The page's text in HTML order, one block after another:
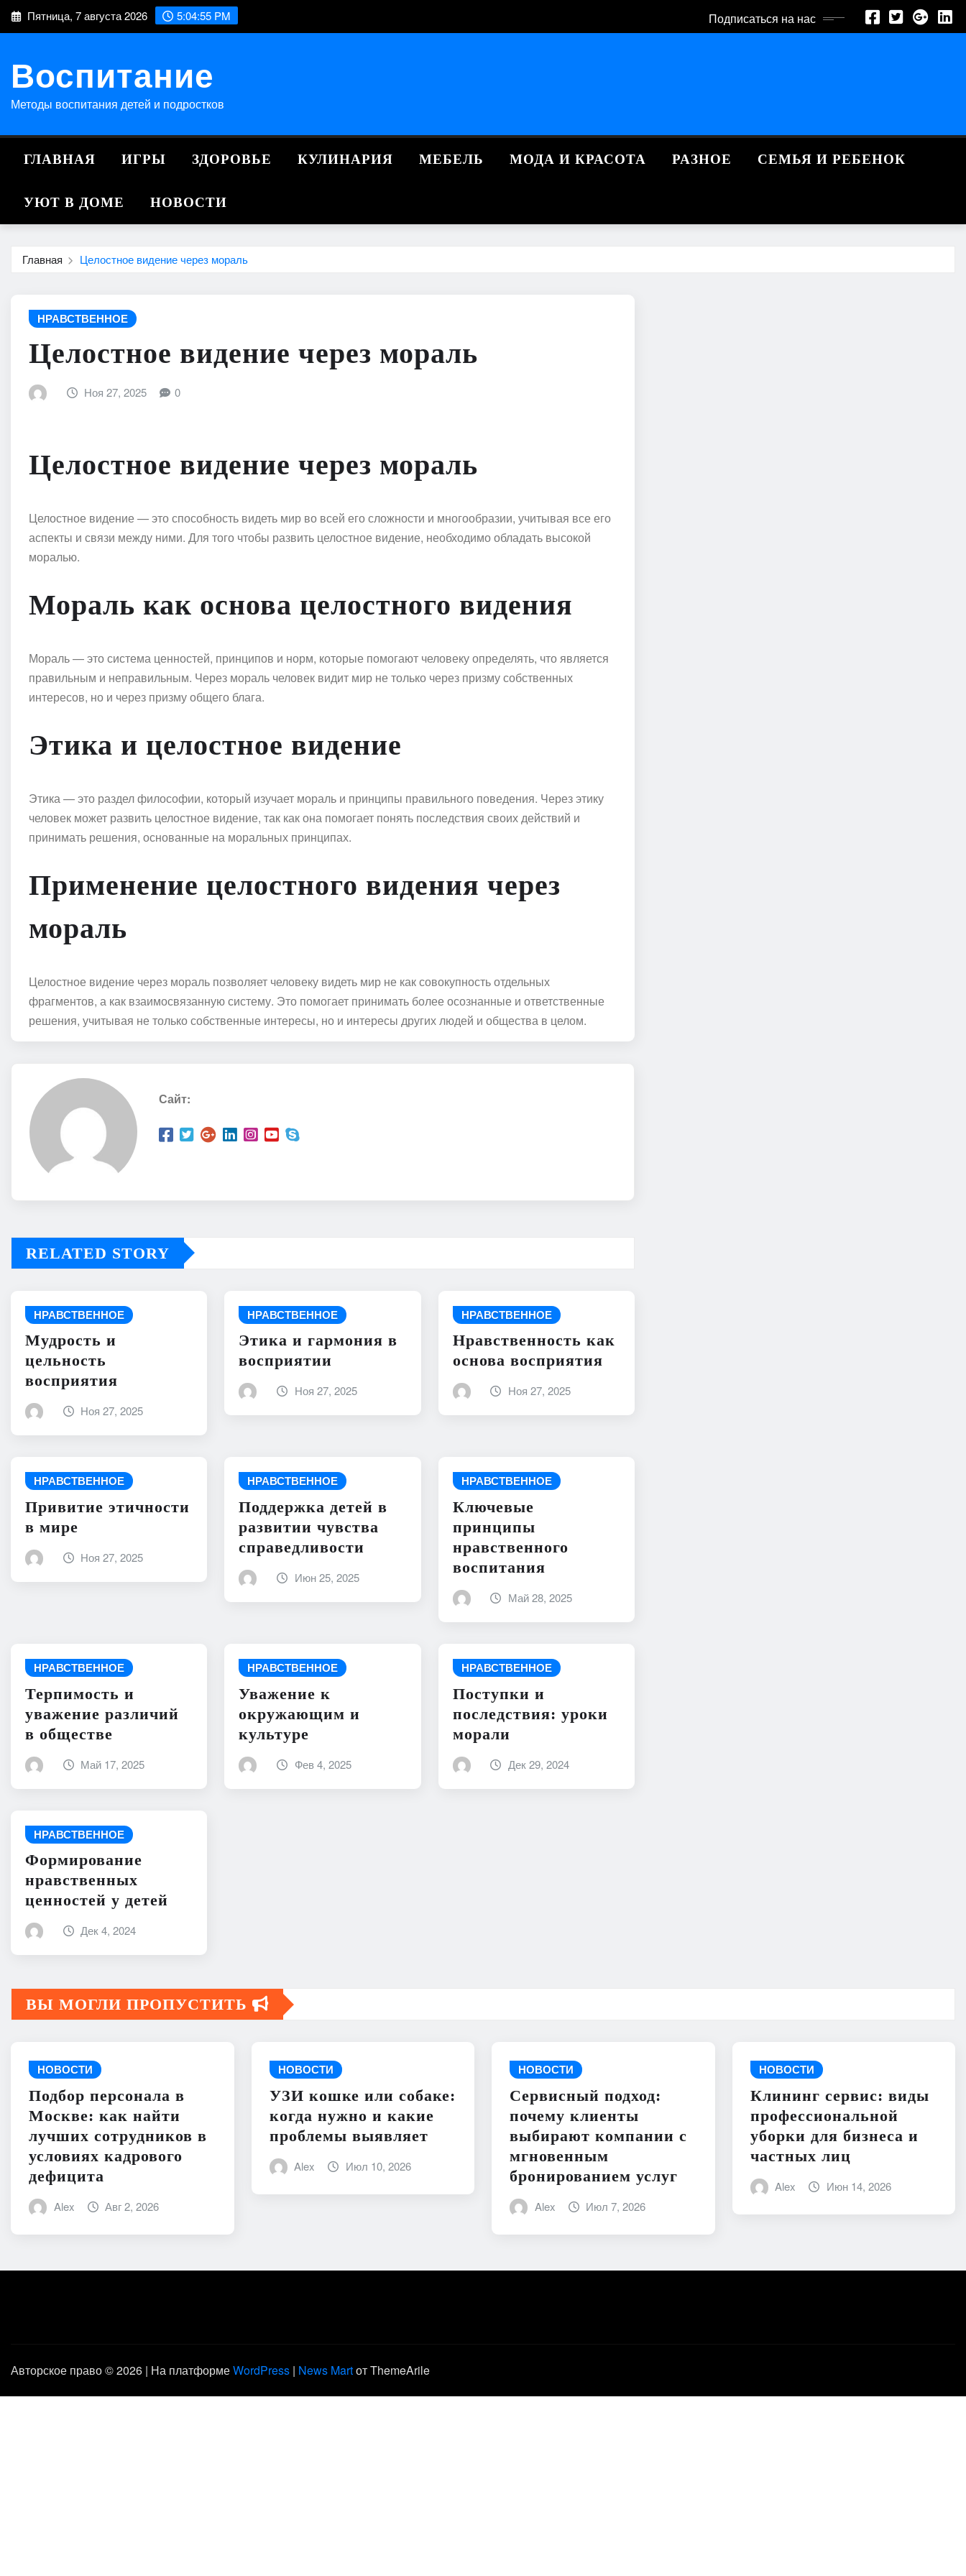
ПерейтиПятница, 7 августа 2026 5:04:56 PM Подписаться на нас
Воспитание
Методы воспитания детей и подростков
ГЛАВНАЯ ИГРЫ ЗДОРОВЬЕ КУЛИНАРИЯ МЕБЕЛЬ МОДА И КРАСОТА РАЗНОЕ СЕМЬЯ И РЕБЕНОК
УЮТ В ДОМЕ НОВОСТИ
Главная Целостное видение через мораль
НРАВСТВЕННОЕ
Целостное видение через мораль
Ноя 27, 2025 0
Целостное видение через мораль
Целостное видение — это способность видеть мир во всей его сложности и многообразии, учитывая все его
аспекты и связи между ними. Для того чтобы развить целостное видение, необходимо обладать высокой
моралью.
Мораль как основа целостного видения
Мораль — это система ценностей, принципов и норм, которые помогают человеку определять, что является
правильным и неправильным. Через мораль человек видит мир не только через призму собственных
интересов, но и через призму общего блага.
Этика и целостное видение
Этика — это раздел философии, который изучает мораль и принципы правильного поведения. Через этику
человек может развить целостное видение, так как она помогает понять последствия своих действий и
принимать решения, основанные на моральных принципах.
Применение целостного видения через
мораль
Целостное видение через мораль позволяет человеку видеть мир не как совокупность отдельных
фрагментов, а как взаимосвязанную систему. Это помогает принимать более осознанные и ответственные
решения, учитывая не только собственные интересы, но и интересы других людей и общества в целом.
Сайт:
RELATED STORY
НРАВСТВЕННОЕ
Мудрость и
цельность
восприятия
Ноя 27, 2025
НРАВСТВЕННОЕ
Этика и гармония в
восприятии
Ноя 27, 2025
НРАВСТВЕННОЕ
Нравственность как
основа восприятия
Ноя 27, 2025
НРАВСТВЕННОЕ
Привитие этичности
в мире
Ноя 27, 2025
НРАВСТВЕННОЕ
Поддержка детей в
развитии чувства
справедливости
Июн 25, 2025
НРАВСТВЕННОЕ
Ключевые
принципы
нравственного
воспитания
Май 28, 2025
НРАВСТВЕННОЕ
Терпимость и
уважение различий
в обществе
Май 17, 2025
НРАВСТВЕННОЕ
Уважение к
окружающим и
культуре
Фев 4, 2025
НРАВСТВЕННОЕ
Поступки и
последствия: уроки
морали
Дек 29, 2024
НРАВСТВЕННОЕ
Формирование
нравственных
ценностей у детей
Дек 4, 2024
ВЫ МОГЛИ ПРОПУСТИТЬ
НОВОСТИ
Подбор персонала в
Москве: как найти
лучших сотрудников в
условиях кадрового
дефицита
Alex Авг 2, 2026
НОВОСТИ
УЗИ кошке или собаке:
когда нужно и какие
проблемы выявляет
Alex Июл 10, 2026
НОВОСТИ
Сервисный подход:
почему клиенты
выбирают компании с
мгновенным
бронированием услуг
Alex Июл 7, 2026
НОВОСТИ
Клининг сервис: виды
профессиональной
уборки для бизнеса и
частных лиц
Alex Июн 14, 2026
Авторское право © 2026 | На платформеWordPress | News Martот ThemeArile